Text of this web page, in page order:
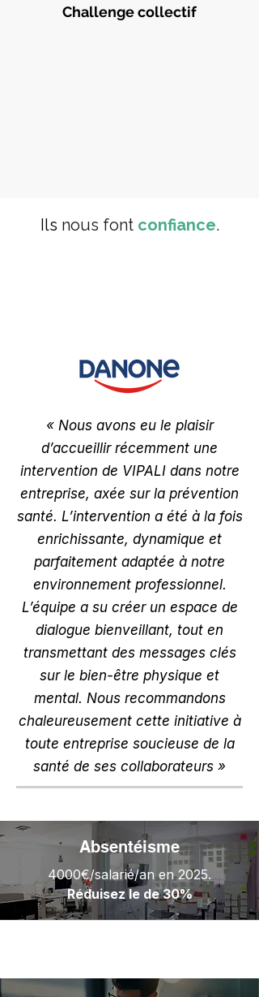
Challenge collectif
Ils nous font confiance.
« Nous avons eu le plaisir
d’accueillir récemment une
intervention de VIPALI dans notre
entreprise, axée sur la prévention
santé. L’intervention a été à la fois
enrichissante, dynamique et
parfaitement adaptée à notre
environnement professionnel.
L’équipe a su créer un espace de
dialogue bienveillant, tout en
transmettant des messages clés
sur le bien-être physique et
mental. Nous recommandons
chaleureusement cette initiative à
toute entreprise soucieuse de la
santé de ses collaborateurs »
Absentéisme
4000€/salarié/an en 2025.
Réduisez le de 30%